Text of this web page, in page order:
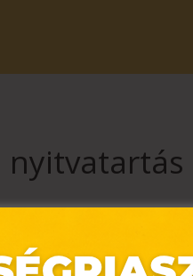
nyitvatartás
tartanak. A vendéglátó és